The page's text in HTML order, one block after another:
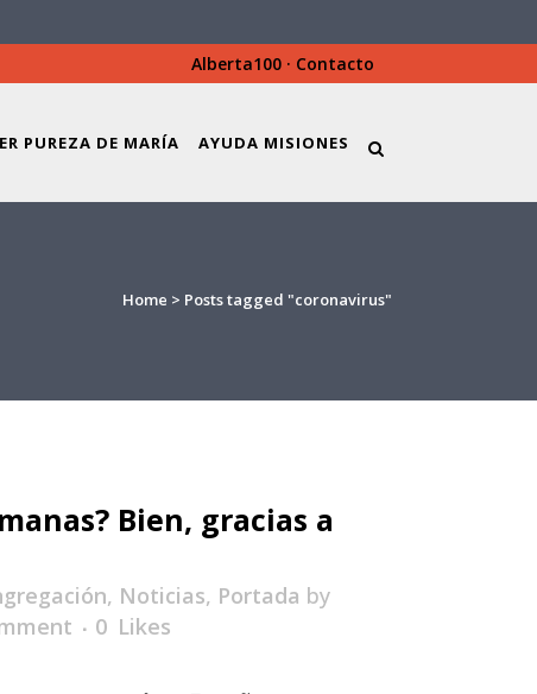
Alberta100 · Contacto
PUREZA DE MARÍA AYUDA MISIONES
Home > Posts tagged "coronavirus"
Bien, gracias a
, Noticias, Portada by
0 Likes